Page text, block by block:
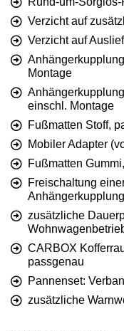
Verzicht auf
Verzicht auf
Montage
einschl. Montage
Fußmatten Stoff,
Mobiler Adapter
Fußmatten
Freischaltung
Anhängerkupplung
zusätzliche
CARBOX
passgenau
Pannenset:
zusätzliche